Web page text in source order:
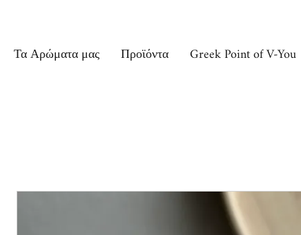
Τα Αρώματα μας Προϊόντα Greek Point of V-You